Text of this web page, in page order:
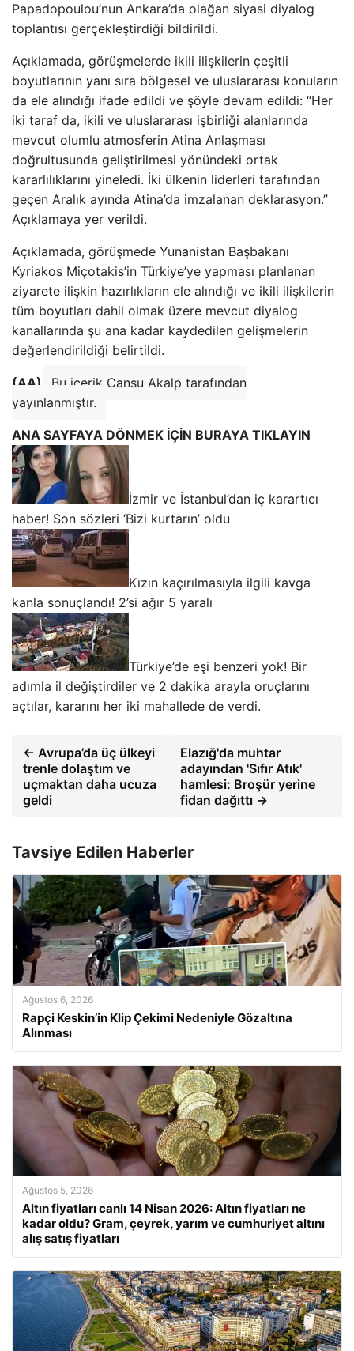
Papadopoulou’nun Ankara’da olağan siyasi diyalog
toplantısı gerçekleştirdiği bildirildi.
Açıklamada, görüşmelerde ikili ilişkilerin çeşitli
boyutlarının yanı sıra bölgesel ve uluslararası konuların
da ele alındığı ifade edildi ve şöyle devam edildi: “Her
iki taraf da, ikili ve uluslararası işbirliği alanlarında
mevcut olumlu atmosferin Atina Anlaşması
doğrultusunda geliştirilmesi yönündeki ortak
kararlılıklarını yineledi. İki ülkenin liderleri tarafından
geçen Aralık ayında Atina’da imzalanan deklarasyon.”
Açıklamaya yer verildi.
Açıklamada, görüşmede Yunanistan Başbakanı
Kyriakos Miçotakis’in Türkiye’ye yapması planlanan
ziyarete ilişkin hazırlıkların ele alındığı ve ikili ilişkilerin
tüm boyutları dahil olmak üzere mevcut diyalog
kanallarında şu ana kadar kaydedilen gelişmelerin
değerlendirildiği belirtildi.
(AA)
Bu içerik Cansu Akalp tarafından
yayınlanmıştır.
ANA SAYFAYA DÖNMEK İÇİN BURAYA TIKLAYIN
İzmir ve İstanbul’dan iç karartıcı
haber! Son sözleri ‘Bizi kurtarın’ oldu
Kızın kaçırılmasıyla ilgili kavga
kanla sonuçlandı! 2’si ağır 5 yaralı
Türkiye’de eşi benzeri yok! Bir
adımla il değiştirdiler ve 2 dakika arayla oruçlarını
açtılar, kararını her iki mahallede de verdi.
← Avrupa’da üç ülkeyi
trenle dolaştım ve
uçmaktan daha ucuza
geldi
Elazığ'da muhtar
adayından 'Sıfır Atık'
hamlesi: Broşür yerine
fidan dağıttı →
Tavsiye Edilen Haberler
Ağustos 6, 2026
Rapçi Keskin’in Klip Çekimi Nedeniyle Gözaltına
Alınması
Ağustos 5, 2026
Altın fiyatları canlı 14 Nisan 2026: Altın fiyatları ne
kadar oldu? Gram, çeyrek, yarım ve cumhuriyet altını
alış satış fiyatları